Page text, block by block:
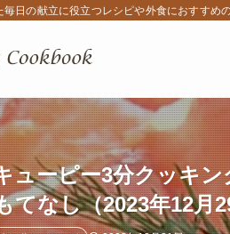
毎日の献立に役立つレシピや外食におすすめ
ューピー3分クッキ
てなし（2023年12月